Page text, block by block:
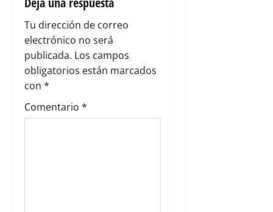
i
ó
n
d
e
Tu dirección de correo
electrónico no será
publicada. Los campos
obligatorios están marcados
con *
Comentario *